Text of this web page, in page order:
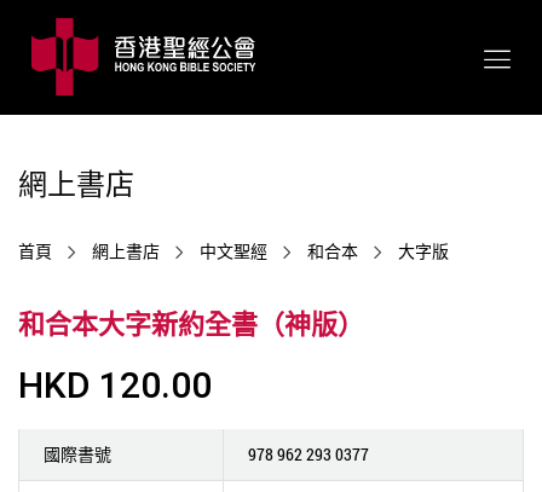
網上書店
首頁 網上書店 中文聖經 和合本 大字版
和合本大字新約全書（神版）
HKD 120.00
國際書號 978 962 293 0377